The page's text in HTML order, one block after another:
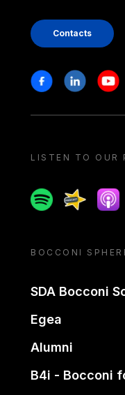
Contacts
Stay in touch
FacebookLinkedin
LISTEN TO OUR
SpotifySpreaker
BOCCONI
SDA Bocconi
Egea
Alumni
B4i - Bocconi